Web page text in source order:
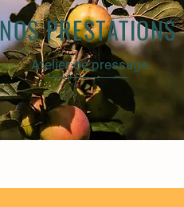
NOS PRESTATIONS
Atelier de pressage